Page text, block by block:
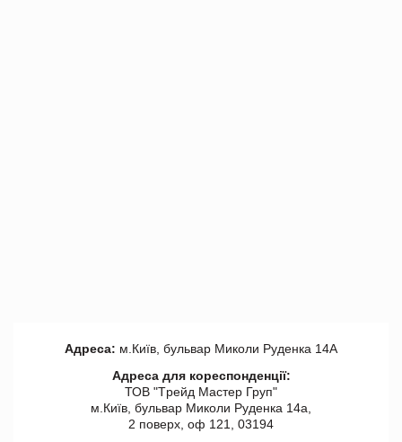
Адреса: м.Київ, бульвар Миколи Руденка 14А
Адреса для кореспонденції:
ТОВ "Tрейд Мастер Груп"
м.Київ, бульвар Миколи Руденка 14а,
2 поверх, оф 121, 03194